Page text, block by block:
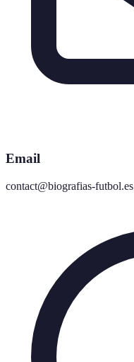
Email
contact@biografias-futbol.es